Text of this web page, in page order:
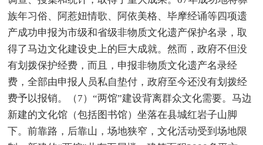
族年习俗、阿惹妞情歌、阿依美格、毕摩经诵等四项遗
产成功申报为市级和省级非物质文化遗产保护名录，取
得了马边文化建设史上的巨大成就。然而，政府不但没
有划拨保护经费，而且，申报非物质文化遗产名录经
费，全部由申报人员私自垫付，政府至今还没有划拨经
费予以报销。（7）“两馆”建设背离群众文化需要。马边
新建的文化馆（包括图书馆）坐落在县城红岩子山脚
下。前靠路，后靠山，场地狭窄，文化活动受到场地限